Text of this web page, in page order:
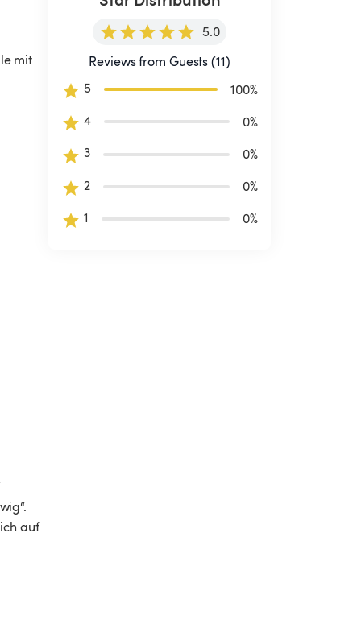
mit
auf
5.0
Reviews from Guests (11)
5
100%
4
0%
3
0%
2
0%
1
0%